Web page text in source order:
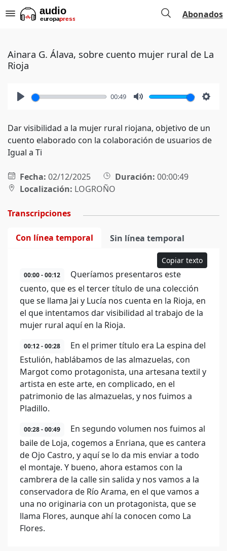
Abonados
Ainara G. Álava, sobre cuento mujer rural de La
Rioja
00:49
Dar visibilidad a la mujer rural riojana, objetivo de un
cuento elaborado con la colaboración de usuarios de
Igual a Ti
Fecha: 02/12/2025 Duración: 00:00:49
Localización: LOGROÑO
Transcripciones
Con línea temporal Sin línea temporal
Copiar texto
00:00 - 00:12
Queríamos presentaros este
cuento, que es el tercer título de una colección
que se llama Jai y Lucía nos cuenta en la Rioja, en
el que intentamos dar visibilidad al trabajo de la
mujer rural aquí en la Rioja.
00:12 - 00:28
En el primer título era La espina del
Estulión, hablábamos de las almazuelas, con
Margot como protagonista, una artesana textil y
artista en este arte, en complicado, en el
patrimonio de las almazuelas, y nos fuimos a
Pladillo.
00:28 - 00:49
En segundo volumen nos fuimos al
baile de Loja, cogemos a Enriana, que es cantera
de Ojo Castro, y aquí se lo da mis enviar a todo
el montaje. Y bueno, ahora estamos con la
cambrera de la calle sin salida y nos vamos a la
conservadora de Río Arama, en el que vamos a
una no originaria con un protagonista, que se
llama Flores, aunque ahí la conocen como La
Flores.